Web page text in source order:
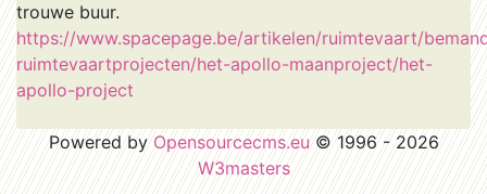
trouwe buur.
https://www.spacepage.be/artikelen/ruimtevaart/
ruimtevaartprojecten/het-apollo-maanproject/het-
apollo-project
Powered byOpensourcecms.eu© 1996 - 2026
W3masters